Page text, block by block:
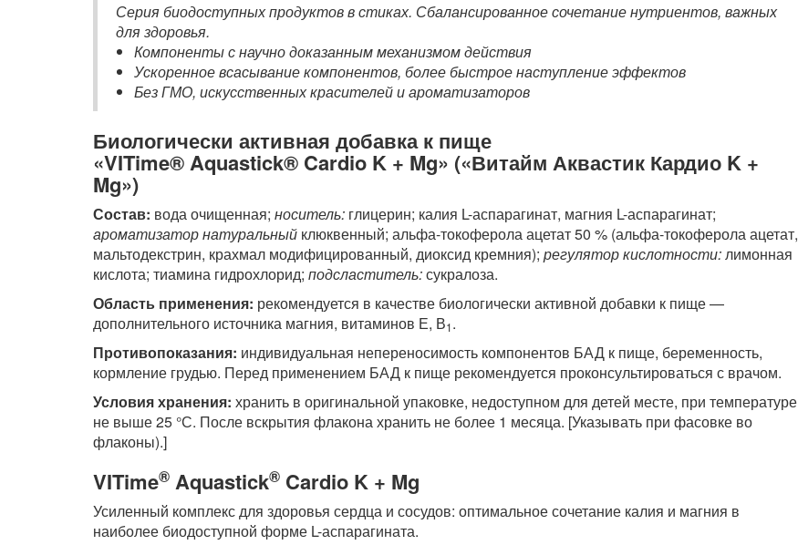
Серия биодоступных продуктов в стиках. Сбалансированное сочетание нутриентов, важных
для здоровья.
Компоненты с научно доказанным механизмом действия
Ускоренное всасывание компонентов, более быстрое наступление эффектов
Без ГМО, искусственных красителей и ароматизаторов
Биологически активная добавка к пище
«VITime® Aquastick® Cardio K + Mg» («Витайм Аквастик Кардио K +
Mg»)
Состав: вода очищенная; носитель: глицерин; калия L-аспарагинат, магния L-аспарагинат;
ароматизатор натуральный клюквенный; альфа-токоферола ацетат 50 % (альфа-токоферола ацетат,
мальтодекстрин, крахмал модифицированный, диоксид кремния); регулятор кислотности:лимонная
кислота; тиамина гидрохлорид; подсластитель:сукралоза.
Область применения: рекомендуется в качестве биологически активной добавки к пище —
дополнительного источника магния, витаминов Е, В1.
Противопоказания: индивидуальная непереносимость компонентов БАД к пище, беременность,
кормление грудью. Перед применением БАД к пище рекомендуется проконсультироваться с врачом.
Условия хранения: хранить в оригинальной упаковке, недоступном для детей месте, при температуре
не выше 25 °С. После вскрытия флакона хранить не более 1 месяца. [Указывать при фасовке во
флаконы).]
VITime® Aquastick® Cardio K + Mg
Усиленный комплекс для здоровья сердца и сосудов: оптимальное сочетание калия и магния в
наиболее биодоступной форме L-аспарагината.